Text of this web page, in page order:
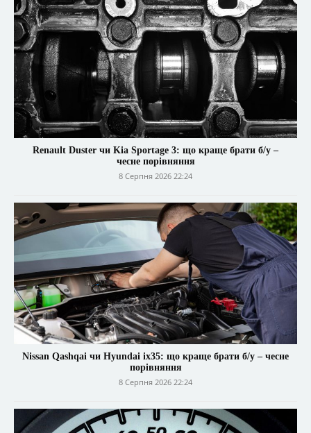
Renault Duster чи Kia Sportage 3: що краще брати б/у –
чесне порівняння
8 Серпня 2026 22:24
Nissan Qashqai чи Hyundai ix35: що краще брати б/у – чесне
порівняння
8 Серпня 2026 22:24